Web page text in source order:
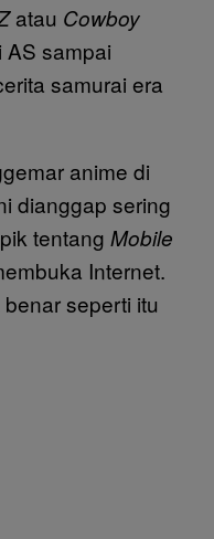
atau Cowboy
AS sampai
samurai era
anime di
dianggap sering
tentang Mobile
Internet.
seperti itu